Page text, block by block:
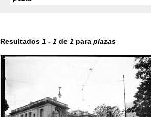
Resultados 1 - 1 de 1 para plazas